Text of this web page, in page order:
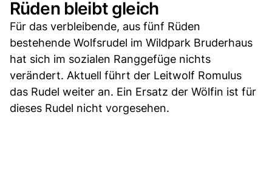
Rüden bleibt gleich
Für das verbleibende, aus fünf Rüden
bestehende Wolfsrudel im Wildpark Bruderhaus
hat sich im sozialen Ranggefüge nichts
verändert. Aktuell führt der Leitwolf Romulus
das Rudel weiter an. Ein Ersatz der Wölfin ist für
dieses Rudel nicht vorgesehen.